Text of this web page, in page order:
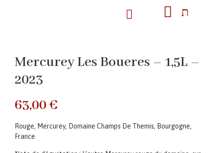
Mercurey Les Boueres – 1,5L –
2023
63,00€
Rouge, Mercurey, Domaine Champs De Themis, Bourgogne,
France